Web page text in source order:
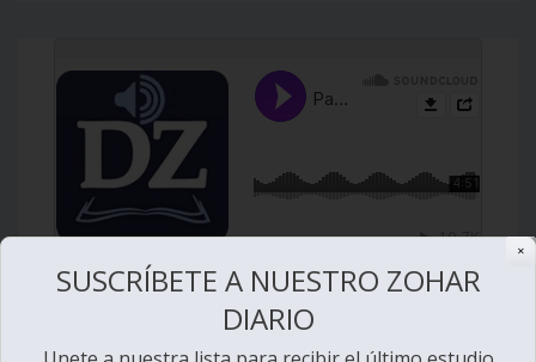
✕
SUSCRÍBETE A NUESTRO ZOHAR
DIARIO